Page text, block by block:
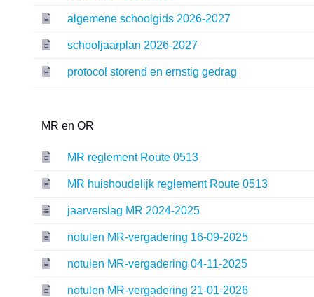
algemene schoolgids 2026-2027
schooljaarplan 2026-2027
protocol storend en ernstig gedrag
MR en OR
MR reglement Route 0513
MR huishoudelijk reglement Route 0513
jaarverslag MR 2024-2025
notulen MR-vergadering 16-09-2025
notulen MR-vergadering 04-11-2025
notulen MR-vergadering 21-01-2026